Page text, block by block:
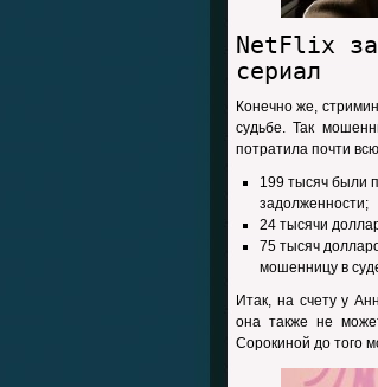
NetFlix
сериал
Конечно же,
судьбе. Так
потратила почти
199 тысяч были
задолженности;
24 тысячи
75 тысяч
мошенницу в
Итак, на счету у
она также не
Сорокиной до того